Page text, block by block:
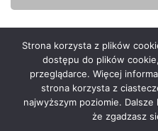
Serwis
Strona korzysta z plików
dostępu do plików
przeglądarce. Więcej
strona korzysta z
najwyższym poziomie.
że zgadzasz